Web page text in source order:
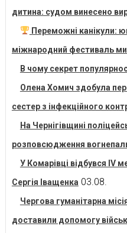
дитина: судом винесено
Переможні канікули:
міжнародний фестиваль
В чому секрет
Олена Хомич здобула
сестер з інфекційного
На Чернігівщині
розповсюдження
У Комарівці відбувся IV
Сергія Іващенка 03.08.
Чергова гуманітарна
доставили допомогу